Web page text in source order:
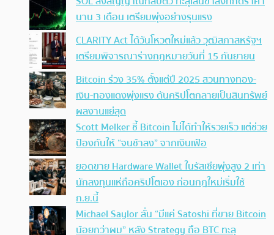
นาน 3 เดือน เตรียมพุ่งอย่างรุนแรง
CLARITY Act ได้วันโหวตใหม่แล้ว วุฒิสภาสหรัฐฯ
เตรียมพิจารณาร่างกฎหมายวันที่ 15 กันยายน
Bitcoin ร่วง 35% ตั้งแต่ปี 2025 สวนทางทอง-
เงิน-ทองแดงพุ่งแรง ดันคริปโตกลายเป็นสินทรัพย์
ผลงานแย่สุด
Scott Melker ชี้ Bitcoin ไม่ได้ทำให้รวยเร็ว แต่ช่วย
ป้องกันให้ “จนช้าลง” จากเงินเฟ้อ
ยอดขาย Hardware Wallet ในรัสเซียพุ่งสูง 2 เท่า
นักลงทุนแห่ถือคริปโตเอง ก่อนกฎใหม่เริ่มใช้
ก.ย.นี้
Michael Saylor ลั่น “มีแค่ Satoshi ที่ขาย Bitcoin
น้อยกว่าผม” หลัง Strategy ถือ BTC ทะลุ